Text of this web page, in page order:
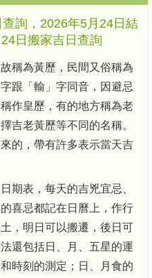
詢，2026年5月24日結
日搬家吉日查詢
稱為黃歷，民間又俗稱為
跟「輸」字同音，因避忌
作皇歷，有的地方稱為老
吉老黃歷等不同的名稱。
的，帶有許多表示當天吉
期表，每天的吉兇宜忌、
喜忌都記在日曆上，作行
，明日可以搬遷，後日可
還包括日、月、五星的運
時刻的測定；日、月食的